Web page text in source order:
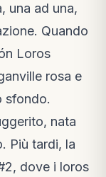
riserva
una ad una,
Quando
Loros
rosa e
sfondo.
nata
Più tardi, la
dove i loros